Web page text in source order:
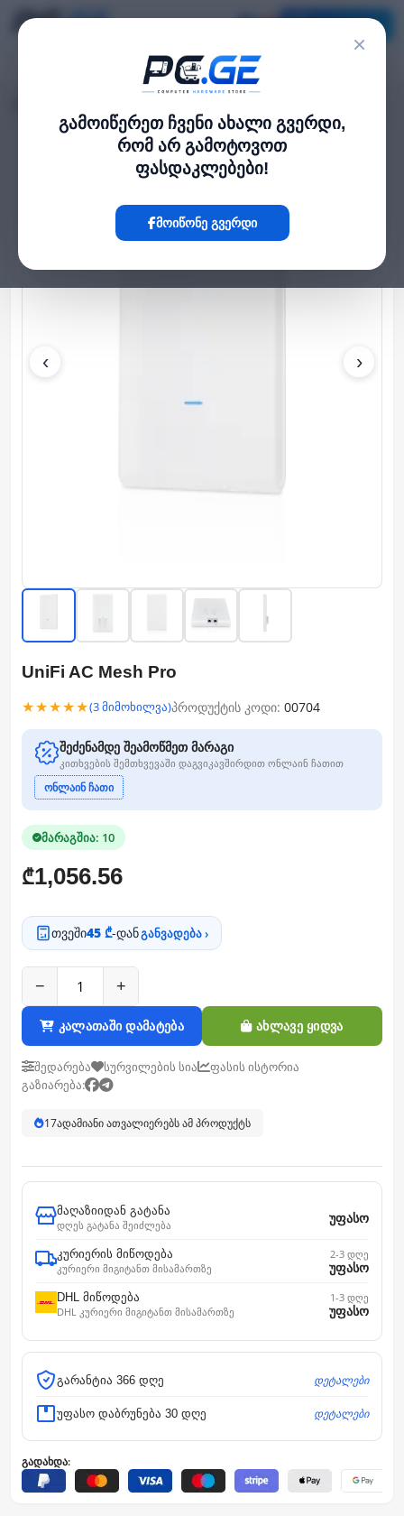
×
გამოიწერეთ ჩვენი ახალი გვერდი,
რომ არ გამოტოვოთ
ფასდაკლებები!
მოიწონე გვერდი
‹ ›
UniFi AC Mesh Pro
★★★★★(3 მიმოხილვა)პროდუქტის კოდი: 00704
შეძენამდე შეამოწმეთ მარაგი
კითხვების შემთხვევაში დაგვიკავშირდით ონლაინ ჩათით
ონლაინ ჩათი
მარაგშია: 10
₾1,056.56
თვეში45 ₾-დანგანვადება ›
− +
კალათაში დამატება ახლავე ყიდვა
შედარება სურვილების სია
ფასის ისტორია
გაზიარება:
17ადამიანი ათვალიერებს ამ პროდუქტს
მაღაზიიდან გატანა
დღეს გატანა შეიძლება
უფასო
კურიერის მიწოდება
კურიერი მიგიტანთ მისამართზე
2-3 დღე
უფასო
DHL მიწოდება
DHL კურიერი მიგიტანთ მისამართზე
1-3 დღე
უფასო
გარანტია 366 დღე დეტალები
უფასო დაბრუნება 30 დღე დეტალები
გადახდა: